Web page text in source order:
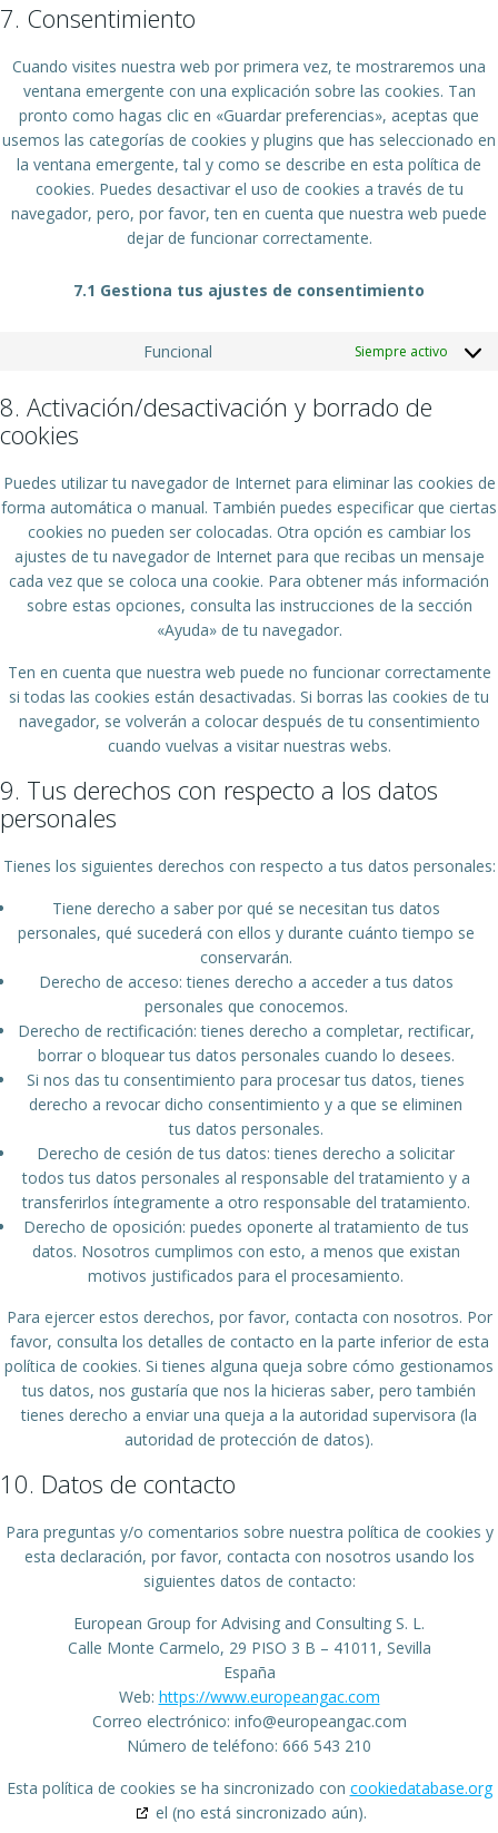
7. Consentimiento
Cuando visites nuestra web por primera vez, te mostraremos una
ventana emergente con una explicación sobre las cookies. Tan
pronto como hagas clic en «Guardar preferencias», aceptas que
usemos las categorías de cookies y plugins que has seleccionado en
la ventana emergente, tal y como se describe en esta política de
cookies. Puedes desactivar el uso de cookies a través de tu
navegador, pero, por favor, ten en cuenta que nuestra web puede
dejar de funcionar correctamente.
7.1 Gestiona tus ajustes de consentimiento
Funcional Siempre activo
8. Activación/desactivación y borrado de
cookies
Puedes utilizar tu navegador de Internet para eliminar las cookies de
forma automática o manual. También puedes especificar que ciertas
cookies no pueden ser colocadas. Otra opción es cambiar los
ajustes de tu navegador de Internet para que recibas un mensaje
cada vez que se coloca una cookie. Para obtener más información
sobre estas opciones, consulta las instrucciones de la sección
«Ayuda» de tu navegador.
Ten en cuenta que nuestra web puede no funcionar correctamente
si todas las cookies están desactivadas. Si borras las cookies de tu
navegador, se volverán a colocar después de tu consentimiento
cuando vuelvas a visitar nuestras webs.
9. Tus derechos con respecto a los datos
personales
Tienes los siguientes derechos con respecto a tus datos personales:
Tiene derecho a saber por qué se necesitan tus datos
personales, qué sucederá con ellos y durante cuánto tiempo se
conservarán.
Derecho de acceso: tienes derecho a acceder a tus datos
personales que conocemos.
Derecho de rectificación: tienes derecho a completar, rectificar,
borrar o bloquear tus datos personales cuando lo desees.
Si nos das tu consentimiento para procesar tus datos, tienes
derecho a revocar dicho consentimiento y a que se eliminen
tus datos personales.
Derecho de cesión de tus datos: tienes derecho a solicitar
todos tus datos personales al responsable del tratamiento y a
transferirlos íntegramente a otro responsable del tratamiento.
Derecho de oposición: puedes oponerte al tratamiento de tus
datos. Nosotros cumplimos con esto, a menos que existan
motivos justificados para el procesamiento.
Para ejercer estos derechos, por favor, contacta con nosotros. Por
favor, consulta los detalles de contacto en la parte inferior de esta
política de cookies. Si tienes alguna queja sobre cómo gestionamos
tus datos, nos gustaría que nos la hicieras saber, pero también
tienes derecho a enviar una queja a la autoridad supervisora (la
autoridad de protección de datos).
10. Datos de contacto
Para preguntas y/o comentarios sobre nuestra política de cookies y
esta declaración, por favor, contacta con nosotros usando los
siguientes datos de contacto:
European Group for Advising and Consulting S. L.
Calle Monte Carmelo, 29 PISO 3 B – 41011, Sevilla
España
Web: https://www.europeangac.com
Correo electrónico: moc.cagnaeporue@ofni
Número de teléfono: 666 543 210
Esta política de cookies se ha sincronizado con cookiedatabase.org
el (no está sincronizado aún).